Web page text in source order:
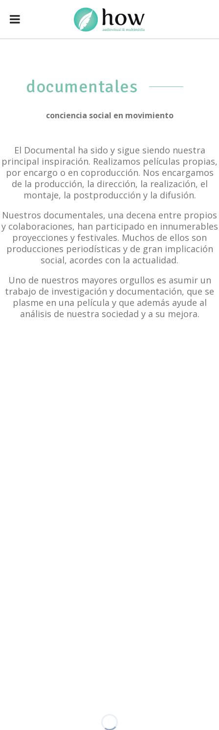
documentales
conciencia social en movimiento
El Documental ha sido y sigue siendo nuestra
principal inspiración. Realizamos películas propias,
por encargo o en coproducción. Nos encargamos
de la producción, la dirección, la realización, el
montaje, la postproducción y la difusión.
Nuestros documentales, una decena entre propios
y colaboraciones, han participado en innumerables
proyecciones y festivales. Muchos de ellos son
producciones periodísticas y de gran implicación
social, acordes con la actualidad.
Uno de nuestros mayores orgullos es asumir un
trabajo de investigación y documentación, que se
plasme en una película y que además ayude al
análisis de nuestra sociedad y a su mejora.